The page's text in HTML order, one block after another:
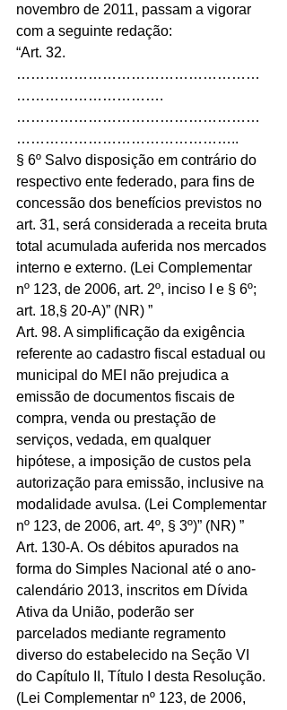
novembro de 2011, passam a vigorar
com a seguinte redação:
“Art. 32.
……………………………………………
………………………….
……………………………………………
………………………………………..
§ 6º Salvo disposição em contrário do
respectivo ente federado, para fins de
concessão dos benefícios previstos no
art. 31, será considerada a receita bruta
total acumulada auferida nos mercados
interno e externo. (Lei Complementar
nº 123, de 2006, art. 2º, inciso I e § 6º;
art. 18,§ 20-A)” (NR) ”
Art. 98. A simplificação da exigência
referente ao cadastro fiscal estadual ou
municipal do MEI não prejudica a
emissão de documentos fiscais de
compra, venda ou prestação de
serviços, vedada, em qualquer
hipótese, a imposição de custos pela
autorização para emissão, inclusive na
modalidade avulsa. (Lei Complementar
nº 123, de 2006, art. 4º, § 3º)” (NR) ”
Art. 130-A. Os débitos apurados na
forma do Simples Nacional até o ano-
calendário 2013, inscritos em Dívida
Ativa da União, poderão ser
parcelados mediante regramento
diverso do estabelecido na Seção VI
do Capítulo II, Título I desta Resolução.
(Lei Complementar nº 123, de 2006,